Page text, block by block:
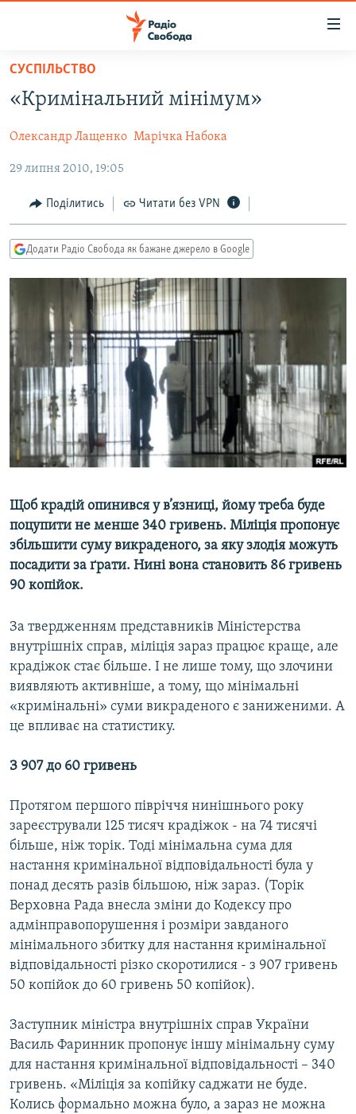
Перейти
основного
Перейти
до
навігації
Перейти
до
пошуку
ВСЕ ЗА ДОБУ
СТАТТІ
ПОЛІТИКА
ЕКОНОМІКА
СУСПІЛЬСТВО
КУЛЬТУРА
УКРАЇНА
ВІЙНА
РОСІЙСЬКА «ФІЛЬТРАЦІЯ»
ДОНБАС.РЕАЛІЇ
КРИМ.РЕАЛІЇ
СХЕМИ
КИТАЙ.ВИКЛИКИ
МУЛЬТИМЕДІА
ФОТО
СПЕЦПРОЄКТИ
ПОДКАСТИ
КРИМ РЕАЛІЇ
РУС
УКР
КТАТ
ДОЛУЧАЙСЯ!
Усі сайти RFE/RL
СУСПІЛЬСТВО
«Кримінальний мінімум»
Олександр Лащенко Марічка Набока
29 липня 2010, 19:05
Поділитись Читати без VPN
Додати Радіо Свобода як бажане джерело в Google
Щоб крадій опинився у в’язниці, йому треба буде
поцупити не менше 340 гривень. Міліція пропонує
збільшити суму викраденого, за яку злодія можуть
посадити за ґрати. Нині вона становить 86 гривень
90 копійок.
За твердженням представників Міністерства
внутрішніх справ, міліція зараз працює краще, але
крадіжок стає більше. І не лише тому, що злочини
виявляють активніше, а тому, що мінімальні
«кримінальні» суми викраденого є заниженими. А
це впливає на статистику.
З 907 до 60 гривень
Протягом першого півріччя нинішнього року
зареєстрували 125 тисяч крадіжок - на 74 тисячі
більше, ніж торік. Тоді мінімальна сума для
настання кримінальної відповідальності була у
понад десять разів більшою, ніж зараз. (Торік
Верховна Рада внесла зміни до Кодексу про
адмінправопорушення і розміри завданого
мінімального збитку для настання кримінальної
відповідальності різко скоротилися - з 907 гривень
50 копійок до 60 гривень 50 копійок).
Заступник міністра внутрішніх справ України
Василь Фаринник пропонує іншу мінімальну суму
для настання кримінальної відповідальності – 340
гривень. «Міліція за копійку саджати не буде.
Колись формально можна було, а зараз не можна